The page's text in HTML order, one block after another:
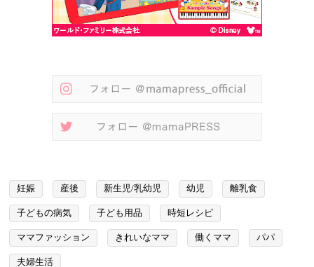
妊娠 産後 新生児/乳幼児 幼児 離乳食
子どもの病気 子ども用品 時短レシピ
ママファッション きれいなママ 働くママ パパ
夫婦生活